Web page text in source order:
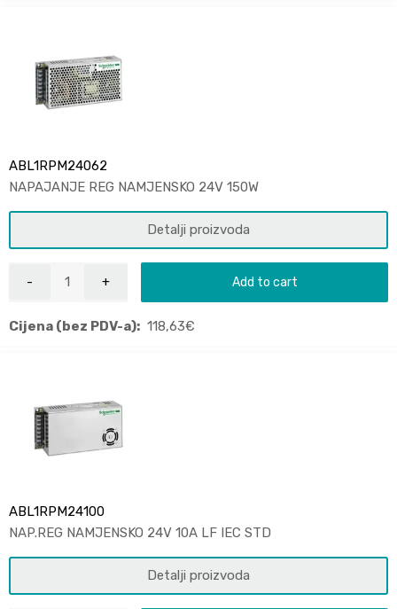
ABL1RPM24062
NAPAJANJE REG NAMJENSKO 24V 150W
Detalji proizvoda
Add to cart
Cijena (bez PDV-a): 118,63€
ABL1RPM24100
NAP.REG NAMJENSKO 24V 10A LF IEC STD
Detalji proizvoda